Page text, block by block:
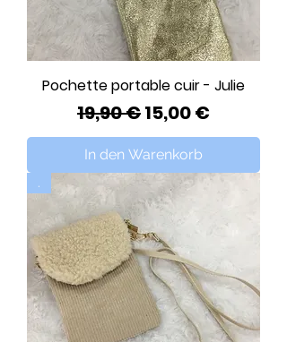
Pochette portable cuir - Julie
Standardpreis
19,90 €Sale-Preis
15,00 €
In den Warenkorb
.